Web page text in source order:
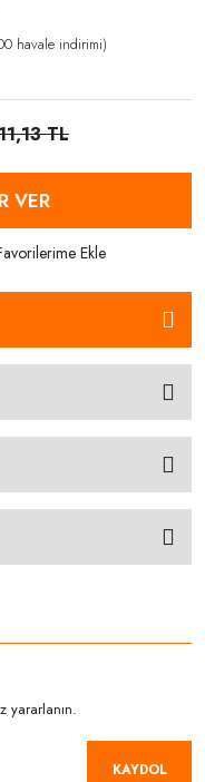
havale indirimi)
TL
VER
yararlanın.
KAYDOL